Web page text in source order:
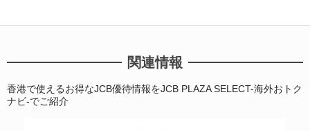
関連情報
香港で使えるお得なJCB優待情報をJCB PLAZA SELECT-海外おトク
ナビ-でご紹介